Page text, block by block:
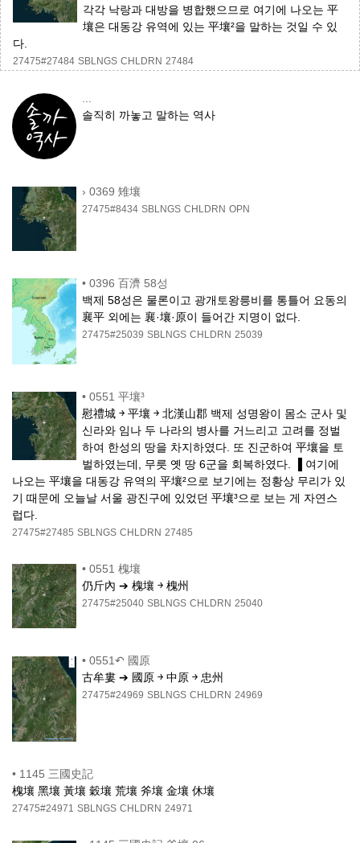
각각 낙랑과 대방을 병합했으므로 여기에 나오는 平
壤은 대동강 유역에 있는 平壤²을 말하는 것일 수 있
다.
27475#27484 SBLNGS CHLDRN 27484
솔직히 까놓고 말하는 역사
› 0369 雉壤
27475#8434 SBLNGS CHLDRN OPN
• 0396 百濟 58성
백제 58성은 물론이고 광개토왕릉비를 통틀어 요동의
襄平 외에는 襄·壤·原이 들어간 지명이 없다.
27475#25039 SBLNGS CHLDRN 25039
• 0551 平壤³
慰禮城 ￫ 平壤 ￫ 北漢山郡 백제 성명왕이 몸소 군사 및
신라와 임나 두 나라의 병사를 거느리고 고려를 정벌
하여 한성의 땅을 차지하였다. 또 진군하여 平壤을 토
벌하였는데, 무릇 옛 땅 6군을 회복하였다. ▐ 여기에
나오는 平壤을 대동강 유역의 平壤²으로 보기에는 정황상 무리가 있
기 때문에 오늘날 서울 광진구에 있었던 平壤³으로 보는 게 자연스
럽다.
27475#27485 SBLNGS CHLDRN 27485
• 0551 槐壤
仍斤內 ➔ 槐壤 ￫ 槐州
27475#25040 SBLNGS CHLDRN 25040
• 0551↶ 國原
古牟婁 ➔ 國原 ￫ 中原 ￫ 忠州
27475#24969 SBLNGS CHLDRN 24969
• 1145 三國史記
槐壤 黑壤 黃壤 穀壤 荒壤 斧壤 金壤 休壤
27475#24971 SBLNGS CHLDRN 24971